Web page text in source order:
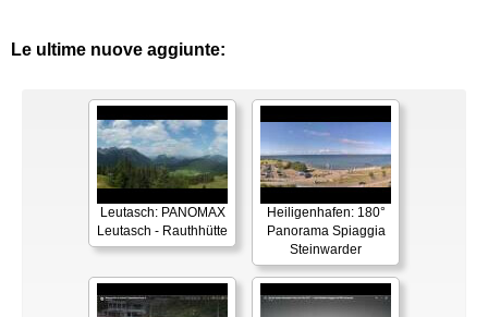
Le ultime nuove aggiunte:
Leutasch: PANOMAX
Leutasch - Rauthhütte
Heiligenhafen: 180°
Panorama Spiaggia
Steinwarder